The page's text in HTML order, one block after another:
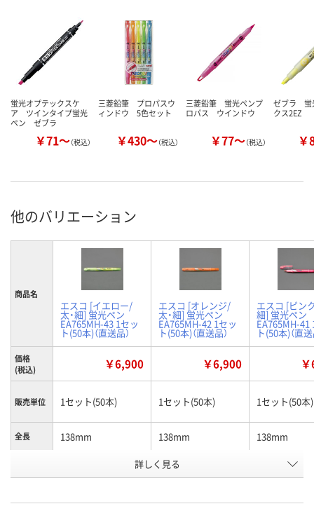
蛍光オプテックスケ
ア ツインタイプ蛍光
ペン ゼブラ
￥71～（税込）
三菱鉛筆 プロパスウ
ィンドウ 5色セット
￥430～（税込）
三菱鉛筆 蛍光ペンプ
ロパス ウインドウ
￥77～（税込）
ゼブラ 蛍
クス2EZ
￥
他のバリエーション
商品名
エスコ [イエロー/
太・細] 蛍光ペン
EA765MH-43 1セッ
ト(50本)（直送品）
エスコ [オレンジ/
太・細] 蛍光ペン
EA765MH-42 1セッ
ト(50本)（直送品）
エスコ [ピン
細] 蛍光ペン
EA765MH-41
ト(50本)（直送
価格
(税込)
￥6,900 ￥6,900
販売単位 1セット(50本) 1セット(50本) 1セット(50本)
全長 138mm 138mm 138mm
0.6mm
太：4.0mm細：
0.6mm
太：4.0mm細：
0.6mm
インク色 イエロー オレンジ ピンク
詳しく見る